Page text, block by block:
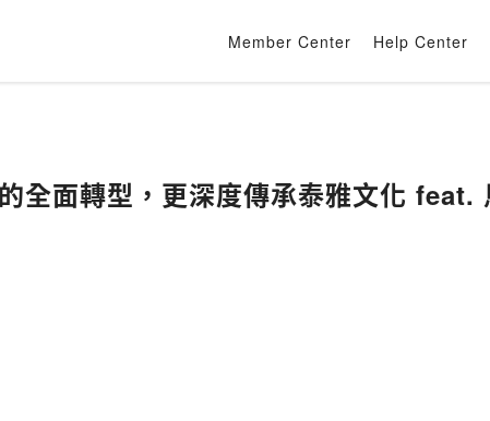
Member Center Help Center
全面轉型，更深度傳承泰雅文化 feat.